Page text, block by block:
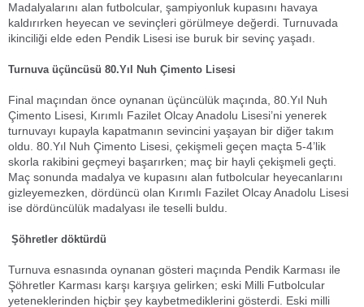
Madalyalarını alan futbolcular, şampiyonluk kupasını havaya
kaldırırken heyecan ve sevinçleri görülmeye değerdi. Turnuvada
ikinciliği elde eden Pendik Lisesi ise buruk bir sevinç yaşadı.
Turnuva üçüncüsü 80.Yıl Nuh Çimento Lisesi
Final maçından önce oynanan üçüncülük maçında, 80.Yıl Nuh
Çimento Lisesi, Kırımlı Fazilet Olcay Anadolu Lisesi’ni yenerek
turnuvayı kupayla kapatmanın sevincini yaşayan bir diğer takım
oldu. 80.Yıl Nuh Çimento Lisesi, çekişmeli geçen maçta 5-4’lik
skorla rakibini geçmeyi başarırken; maç bir hayli çekişmeli geçti.
Maç sonunda madalya ve kupasını alan futbolcular heyecanlarını
gizleyemezken, dördüncü olan Kırımlı Fazilet Olcay Anadolu Lisesi
ise dördüncülük madalyası ile teselli buldu.
Şöhretler döktürdü
Turnuva esnasında oynanan gösteri maçında Pendik Karması ile
Şöhretler Karması karşı karşıya gelirken; eski Milli Futbolcular
yeteneklerinden hiçbir şey kaybetmediklerini gösterdi. Eski milli